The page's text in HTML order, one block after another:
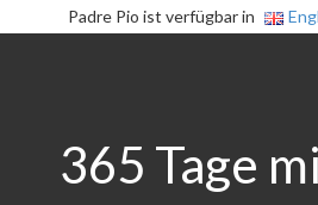
Padre Pio ist verfügbar in
365 Tage